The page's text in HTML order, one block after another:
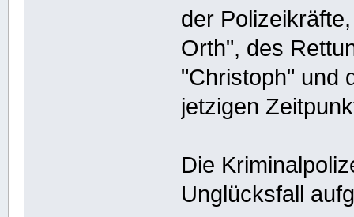
der
Orth", des
"Christoph" und
jetzigen
Die
Unglücksfall